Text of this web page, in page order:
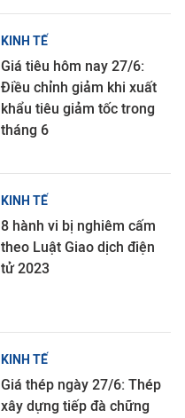
KINH TẾ
Giá tiêu hôm nay 27/6:
Điều chỉnh giảm khi xuất
khẩu tiêu giảm tốc trong
tháng 6
KINH TẾ
8 hành vi bị nghiêm cấm
theo Luật Giao dịch điện
tử 2023
KINH TẾ
Giá thép ngày 27/6: Thép
xây dựng tiếp đà chững